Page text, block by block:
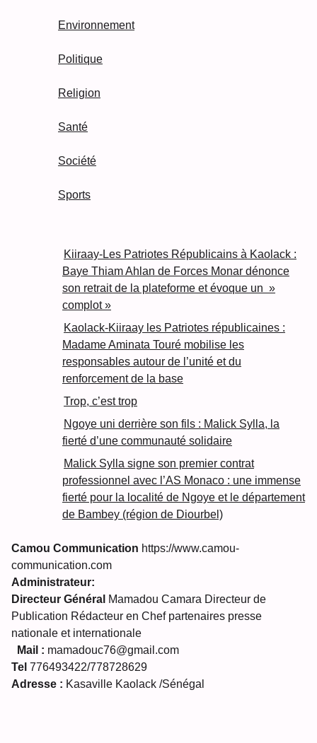
Environnement
Politique
Religion
Santé
Société
Sports
Kiiraay-Les Patriotes Républicains à Kaolack :
Baye Thiam Ahlan de Forces Monar dénonce
son retrait de la plateforme et évoque un »
complot »
Kaolack-Kiiraay les Patriotes républicaines :
Madame Aminata Touré mobilise les
responsables autour de l’unité et du
renforcement de la base
Trop, c’est trop
Ngoye uni derrière son fils : Malick Sylla, la
fierté d’une communauté solidaire
Malick Sylla signe son premier contrat
professionnel avec l’AS Monaco : une immense
fierté pour la localité de Ngoye et le département
de Bambey (région de Diourbel)
Camou Communication https://www.camou-
communication.com
Administrateur:
Directeur Général Mamadou Camara Directeur de
Publication Rédacteur en Chef partenaires presse
nationale et internationale
Mail : mamadouc76@gmail.com
Tel 776493422/778728629
Adresse : Kasaville Kaolack /Sénégal